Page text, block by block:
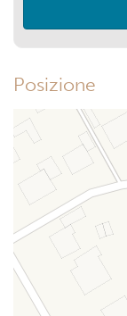
Posizione